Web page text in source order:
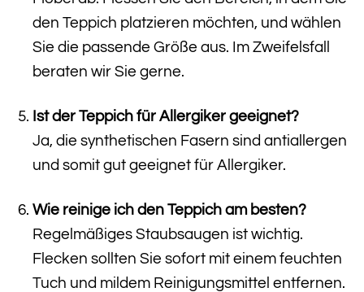
den Teppich platzieren möchten, und wählen
Sie die passende Größe aus. Im Zweifelsfall
beraten wir Sie gerne.
Ist der Teppich für Allergiker geeignet?
Ja, die synthetischen Fasern sind antiallergen
und somit gut geeignet für Allergiker.
Wie reinige ich den Teppich am besten?
Regelmäßiges Staubsaugen ist wichtig.
Flecken sollten Sie sofort mit einem feuchten
Tuch und mildem Reinigungsmittel entfernen.